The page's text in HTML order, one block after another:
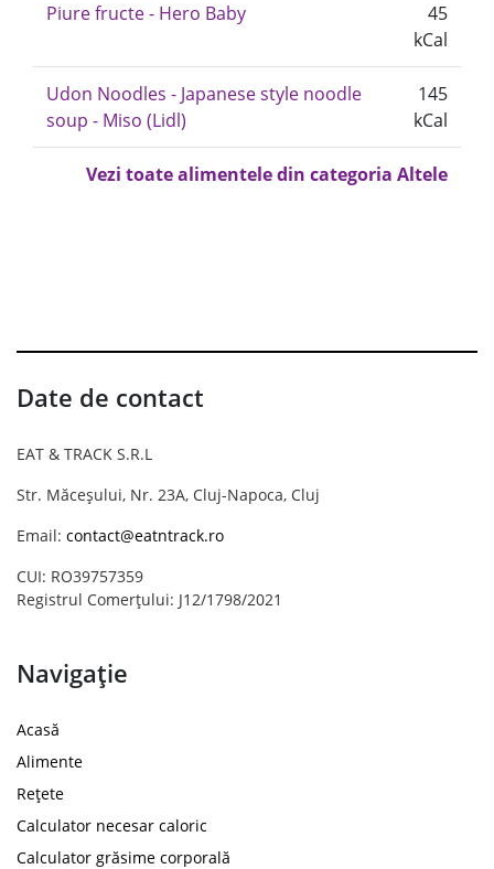
Piure fructe - Hero Baby
45
kCal
Udon Noodles - Japanese style noodle
soup - Miso (Lidl)
145
kCal
Vezi toate alimentele din categoria Altele
Date de contact
EAT & TRACK S.R.L
Str. Măceșului, Nr. 23A, Cluj-Napoca, Cluj
Email: contact@eatntrack.ro
CUI: RO39757359
Registrul Comerțului: J12/1798/2021
Navigație
Acasă
Alimente
Rețete
Calculator necesar caloric
Calculator grăsime corporală